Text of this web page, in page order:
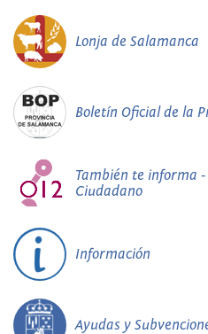
Lonja de Salamanca
Boletín Oficial de la
También te informa -
Ciudadano
Información
Ayudas y